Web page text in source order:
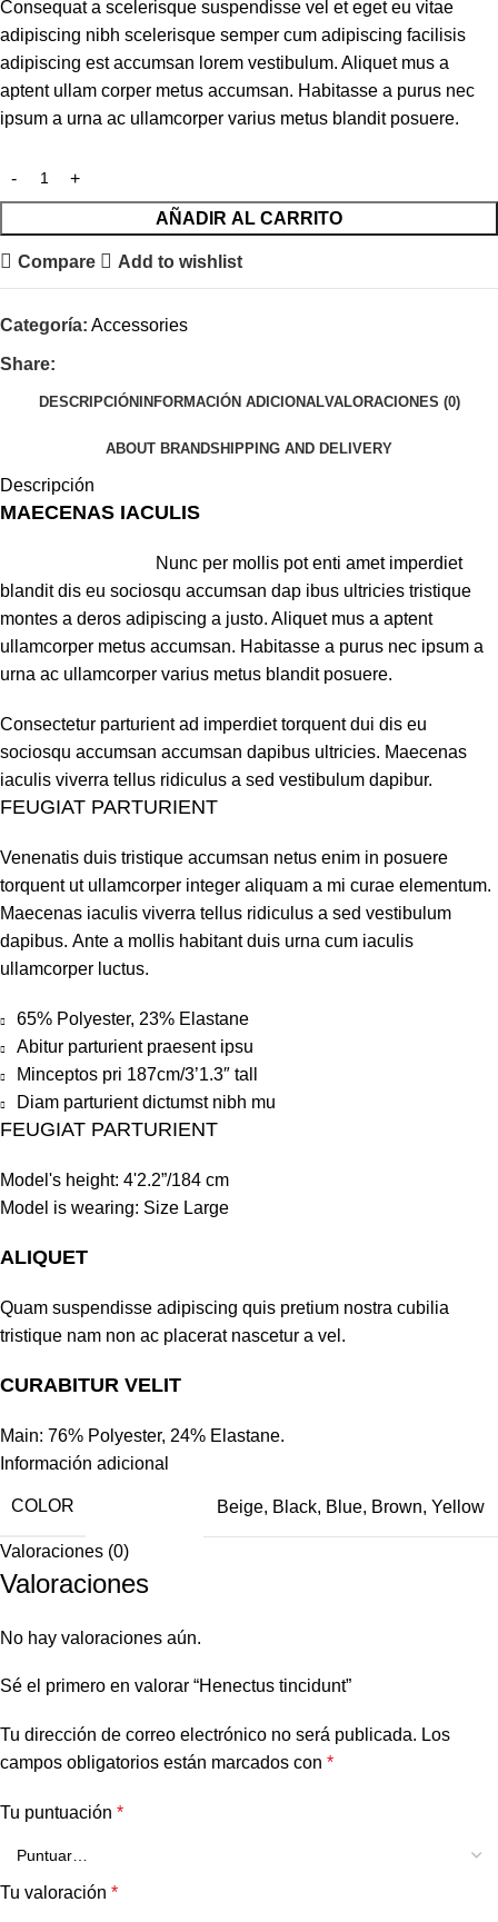
Consequat a scelerisque suspendisse vel et eget eu vitae
adipiscing nibh scelerisque semper cum adipiscing facilisis
adipiscing est accumsan lorem vestibulum. Aliquet mus a
aptent ullam corper metus accumsan. Habitasse a purus nec
ipsum a urna ac ullamcorper varius metus blandit posuere.
AÑADIR AL CARRITO
Compare Add to wishlist
Categoría: Accessories
Share:
DESCRIPCIÓN INFORMACIÓN ADICIONALVALORACIONES (0)
ABOUT BRANDSHIPPING AND DELIVERY
Descripción
MAECENAS IACULIS
Nunc per mollis pot enti amet imperdiet
blandit dis eu sociosqu accumsan dap ibus ultricies tristique
montes a deros adipiscing a justo. Aliquet mus a aptent
ullamcorper metus accumsan. Habitasse a purus nec ipsum a
urna ac ullamcorper varius metus blandit posuere.
Consectetur parturient ad imperdiet torquent dui dis eu
sociosqu accumsan accumsan dapibus ultricies. Maecenas
iaculis viverra tellus ridiculus a sed vestibulum dapibur.
FEUGIAT PARTURIENT
Venenatis duis tristique accumsan netus enim in posuere
torquent ut ullamcorper integer aliquam a mi curae elementum.
Maecenas iaculis viverra tellus ridiculus a sed vestibulum
dapibus. Ante a mollis habitant duis urna cum iaculis
ullamcorper luctus.
65% Polyester, 23% Elastane
Abitur parturient praesent ipsu
Minceptos pri 187cm/3’1.3″ tall
Diam parturient dictumst nibh mu
FEUGIAT PARTURIENT
Model's height: 4'2.2”/184 cm
Model is wearing: Size Large
ALIQUET
Quam suspendisse adipiscing quis pretium nostra cubilia
tristique nam non ac placerat nascetur a vel.
CURABITUR VELIT
Main: 76% Polyester, 24% Elastane.
Información adicional
COLOR Beige, Black, Blue, Brown, Yellow
Valoraciones (0)
Valoraciones
No hay valoraciones aún.
Sé el primero en valorar “Henectus tincidunt”
Tu dirección de correo electrónico no será publicada. Los
campos obligatorios están marcados con *
Tu puntuación *
Tu valoración *